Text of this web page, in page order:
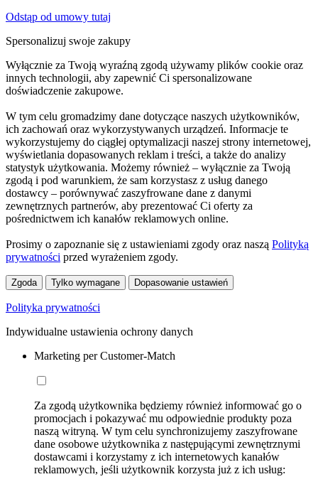
Odstąp od umowy tutaj
Spersonalizuj swoje zakupy
Wyłącznie za Twoją wyraźną zgodą używamy plików cookie oraz
innych technologii, aby zapewnić Ci spersonalizowane
doświadczenie zakupowe.
W tym celu gromadzimy dane dotyczące naszych użytkowników,
ich zachowań oraz wykorzystywanych urządzeń. Informacje te
wykorzystujemy do ciągłej optymalizacji naszej strony internetowej,
wyświetlania dopasowanych reklam i treści, a także do analizy
statystyk użytkowania. Możemy również – wyłącznie za Twoją
zgodą i pod warunkiem, że sam korzystasz z usług danego
dostawcy – porównywać zaszyfrowane dane z danymi
zewnętrznych partnerów, aby prezentować Ci oferty za
pośrednictwem ich kanałów reklamowych online.
Prosimy o zapoznanie się z ustawieniami zgody oraz naszą Polityką
prywatności przed wyrażeniem zgody.
Zgoda Tylko wymagane Dopasowanie ustawień
Polityka prywatności
Indywidualne ustawienia ochrony danych
Marketing per Customer-Match
Za zgodą użytkownika będziemy również informować go o
promocjach i pokazywać mu odpowiednie produkty poza
naszą witryną. W tym celu synchronizujemy zaszyfrowane
dane osobowe użytkownika z następującymi zewnętrznymi
dostawcami i korzystamy z ich internetowych kanałów
reklamowych, jeśli użytkownik korzysta już z ich usług: